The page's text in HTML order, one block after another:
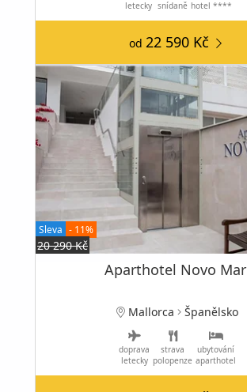
letecky snídaně hotel ****
od 22 590 Kč
Sleva - 11%
20 290 Kč
Aparthotel Novo Mar
Mallorca Španělsko
doprava
letecky
strava
polopenze
ubytování
aparthotel